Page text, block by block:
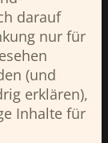
darauf
nur für
(und
erklären),
Inhalte für